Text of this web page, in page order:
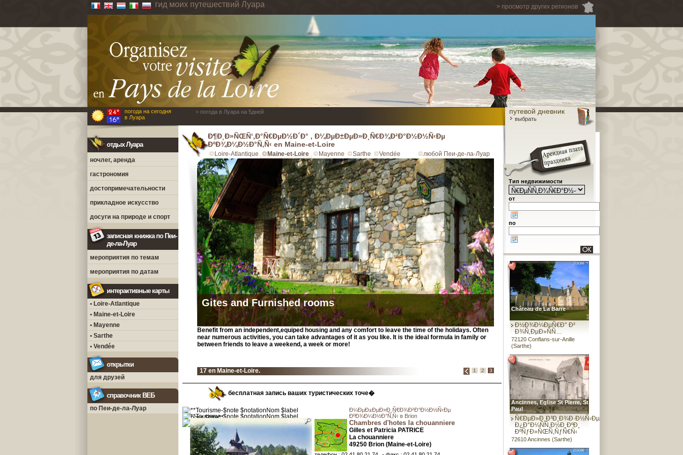
> просмотр других регионов
гид моих путешествий Луара
погода на сегодня
в Луара
> погода в Луара на 5дней путевой дневник
выбрать
отдых Луара
ночлег, аренда
гастрономия
достопримечательности
прикладное искусство
досуги на природе и спорт
записная книжка по Пеи-
де-ла-Луар
мероприятия по темам
мероприятия по датам
интерактивные карты
• Loire-Atlantique
• Maine-et-Loire
• Mayenne
• Sarthe
• Vendée
открытки
для друзей
справочник ВЕБ
по Пеи-де-ла-Луар
Ð¶Ð¸Ð»ÑŒÑ‘,Ð°Ñ€ÐµÐ½Ð´Ð° , Ð¼ÐµÐ±ÐµÐ»Ð¸Ñ€Ð¾Ð²Ð°Ð½Ð½Ñ‹Ðµ
ÐºÐ¾Ð¼Ð½Ð°Ñ‚Ñ‹ en Maine-et-Loire
Loire-Atlantique Maine-et-Loire Mayenne Sarthe Vendée любой Пеи-де-ла-Луар
Gites and Furnished rooms
Benefit from an independent,equiped housing and any comfort to leave the time of the holidays. Often
near numerous activities, you can take advantages of it as you like. It is the ideal formula in family or
between friends to leave a weekend, a week or more!
17 en Maine-et-Loire. 1 2 3
бесплатная запись ваших туристических точе�
Ð¼ÐµÐ±ÐµÐ»Ð¸Ñ€Ð¾Ð²Ð°Ð½Ð½Ñ‹Ðµ
ÐºÐ¾Ð¼Ð½Ð°Ñ‚Ñ‹ в Brion
Chambres d'hotes la chouanniere
Gilles et Patricia PATRICE
La chouanniere
49250 Brion (Maine-et-Loire)
Тип недвижимости
от
по
Château de La Barre
Ð½Ð¾Ð¼ÐµÑ€Ð° Ð²
Ð¾Ñ‚ÐµÐ»ÑÑ…
72120 Conflans-sur-Anille
(Sarthe)
Ancinnes, Eglise St Pierre, St
Paul
Ñ€ÐµÐ»Ð¸Ð³Ð¸Ð¾Ð·Ð½Ñ‹Ðµ
Ð¿Ð°Ð¼ÑÑ‚Ð½Ð¸ÐºÐ¸
ÐºÑƒÐ»ÑŒÑ‚ÑƒÑ€Ñ‹
72610 Ancinnes (Sarthe)